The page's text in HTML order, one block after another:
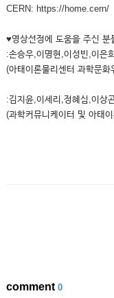
CERN: https://home.cern/
♥영상선정에 도움을 주신 분
:손승우,이명현,이성빈,이은희
(아태이론물리센터 과학문화
:김지윤,이세리,정혜심,이상
(과학커뮤니케이터 및 아태
comment0